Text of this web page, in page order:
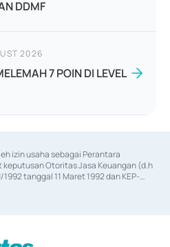
DDMF
2026
7 POIN DI LEVEL
izin usaha sebagai Perantara
keputusan Otoritas Jasa Keuangan (d.h
tanggal 11 Maret 1992 dan KEP-
izin usaha sebagai Penjamin Emisi
Jasa Keuangan Nomor KEP-
Jasa Keuangan Nomor S-